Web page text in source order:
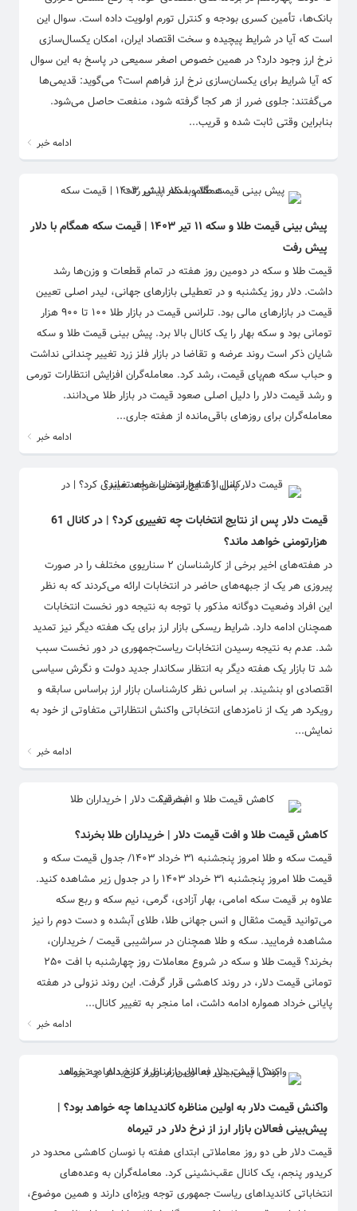
بانک‌ها، تأمین کسری بودجه و کنترل تورم اولویت داده است. سوال این
است که آیا در شرایط پیچیده و سخت اقتصاد ایران، امکان یکسال‌سازی
نرخ ارز وجود دارد؟ در همین خصوص اصغر سمیعی در پاسخ به این سوال
که آیا شرایط برای یکسان‌سازی نرخ ارز فراهم است؟ می‌گوید: قدیمی‌ها
می‌گفتند: جلوی ضرر از هر کجا گرفته شود، منفعت حاصل می‌شود.
بنابراین وقتی ثابت شده و قریب...
ادامه خبر
پیش‌ بینی قیمت طلا و سکه ۱۱ تیر ۱۴۰۳ | قیمت سکه همگام با دلار
پیش رفت
قیمت طلا و سکه در دومین روز هفته در تمام قطعات و وزن‌ها رشد
داشت. دلار روز یکشنبه و در تعطیلی بازارهای جهانی، لیدر اصلی تعیین
قیمت در بازارهای مالی بود. تلرانس قیمت در بازار طلا ۱۰۰ تا ۹۰۰ هزار
تومانی بود و سکه بهار را یک کانال بالا برد. پیش بینی قیمت طلا و سکه
شایان ذکر است روند عرضه و تقاضا در بازار فلز زرد تغییر چندانی نداشت
و حباب سکه هم‌پای قیمت، رشد کرد. معامله‌گران افزایش انتظارات تورمی
و رشد قیمت دلار را دلیل اصلی صعود قیمت در بازار طلا می‌دانند.
معامله‌گران برای روزهای باقی‌مانده از هفته جاری...
ادامه خبر
قیمت دلار پس از نتایج انتخابات چه تغییری کرد؟ | در کانال 61
هزارتومنی خواهد ماند؟
در هفته‌های اخیر برخی از کارشناسان ۲ سناریوی مختلف را در صورت
پیروزی هر یک از جبهه‌های حاضر در انتخابات ارائه می‌کردند که به نظر
این افراد وضعیت دوگانه مذکور با توجه به نتیجه دور نخست انتخابات
همچنان ادامه دارد. شرایط ریسکی بازار ارز برای یک هفته دیگر نیز تمدید
شد. عدم به نتیجه رسیدن انتخابات ریاست‌جمهوری در دور نخست سبب
شد تا بازار یک هفته دیگر به انتظار سکاندار جدید دولت و نگرش سیاسی
اقتصادی او بنشیند. بر اساس نظر کارشناسان بازار ارز براساس سابقه و
رویکرد هر یک از نامزدهای انتخاباتی واکنش انتظاراتی متفاوتی از خود به
نمایش...
ادامه خبر
کاهش قیمت طلا و افت قیمت دلار | خریداران طلا بخرند؟
قیمت سکه و طلا امروز پنجشنبه ۳۱ خرداد ۱۴۰۳/ جدول قیمت سکه و
قیمت طلا امروز پنجشنبه ۳۱ خرداد ۱۴۰۳ را در جدول زیر مشاهده کنید.
علاوه بر قیمت سکه امامی، بهار آزادی، گرمی، نیم سکه و ربع سکه
می‌توانید قیمت مثقال و انس جهانی طلا، طلای آبشده و دست دوم را نیز
مشاهده فرمایید. سکه و طلا همچنان در سراشیبی قیمت / خریداران،
بخرند؟ قیمت طلا و سکه در شروع معاملات روز چهارشنبه با افت ۲۵۰
تومانی قیمت دلار، در روند کاهشی قرار گرفت. این روند نزولی در هفته
پایانی خرداد همواره ادامه داشت، اما منجر به تغییر کانال...
ادامه خبر
واکنش قیمت دلار به اولین مناظره کاندیداها چه خواهد بود؟ |
پیش‌بینی فعالان بازار ارز از نرخ دلار در تیرماه
قیمت دلار طی دو روز معاملاتی ابتدای هفته با نوسان کاهشی محدود در
کریدور پنجم، یک کانال عقب‌نشینی کرد. معامله‌گران به وعده‌های
انتخاباتی کاندیداهای ریاست جمهوری توجه ویژه‌ای دارند و همین موضوع،